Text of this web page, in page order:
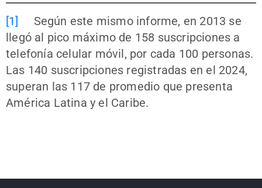
[1]
Según este mismo informe, en 2013 se
llegó al pico máximo de 158 suscripciones a
telefonía celular móvil, por cada 100 personas.
Las 140 suscripciones registradas en el 2024,
superan las 117 de promedio que presenta
América Latina y el Caribe.